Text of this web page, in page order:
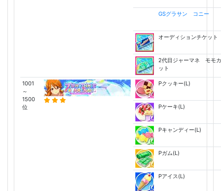
GSグラサン コニー
オーディションチケット
2代目ジャーマネ モモ
ット
1001
～
1500
位
Pクッキー(L)
Pケーキ(L)
Pキャンディー(L)
Pガム(L)
Pアイス(L)